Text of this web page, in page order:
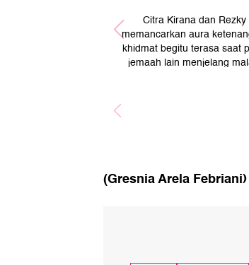
Citra Kirana dan
memancarkan aura
khidmat begitu terasa saat
jemaah lain menjelang
(Gresnia Arela Febriani)